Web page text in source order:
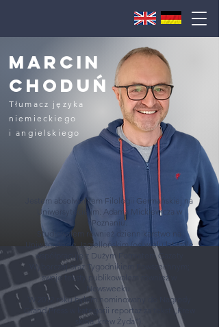
MARCIN
CHODUŃ
Tłumacz języka
niemieckiego
i angielskiego
Jestem absolwentem Filologii Germańskiej na
Uniwersytecie im. Adama Mickiewicza w
Poznaniu.
Studiowałem również dziennikarstwo na
Uniwersytecie Jagiellońskim (od wielu lat stale
współpracuję z Dużym Formatem Gazety
Wyborczej oraz Tygodnikiem Powszechnym;
swoje teksty publikowałem również w
Newsweeku.
W 2012 roku byłem nominowany do Nagrody
Grand Press w kategorii reportaż za tekst „Krew
skina, krew Żyda”).